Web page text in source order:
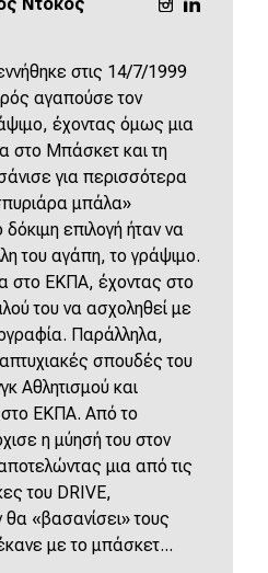
στις 14/7/1999
αγαπούσε τον
έχοντας όμως μια
στο Μπάσκετ και τη
για περισσότερα
μπάλα»
επιλογή ήταν να
του αγάπη, το γράψιμο.
στο ΕΚΠΑ, έχοντας στο
του να ασχοληθεί με
Παράλληλα,
σπουδές του
Αθλητισμού και
στο ΕΚΠΑ. Από το
η μύησή του στον
μια από τις
του DRIVE,
«βασανίσει» τους
με το μπάσκετ...